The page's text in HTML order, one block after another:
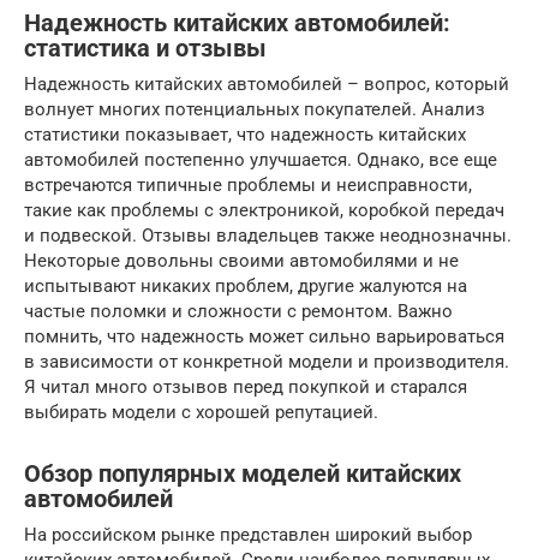
Надежность китайских автомобилей:
статистика и отзывы
Надежность китайских автомобилей – вопрос, который
волнует многих потенциальных покупателей. Анализ
статистики показывает, что надежность китайских
автомобилей постепенно улучшается. Однако, все еще
встречаются типичные проблемы и неисправности,
такие как проблемы с электроникой, коробкой передач
и подвеской. Отзывы владельцев также неоднозначны.
Некоторые довольны своими автомобилями и не
испытывают никаких проблем, другие жалуются на
частые поломки и сложности с ремонтом. Важно
помнить, что надежность может сильно варьироваться
в зависимости от конкретной модели и производителя.
Я читал много отзывов перед покупкой и старался
выбирать модели с хорошей репутацией.
Обзор популярных моделей китайских
автомобилей
На российском рынке представлен широкий выбор